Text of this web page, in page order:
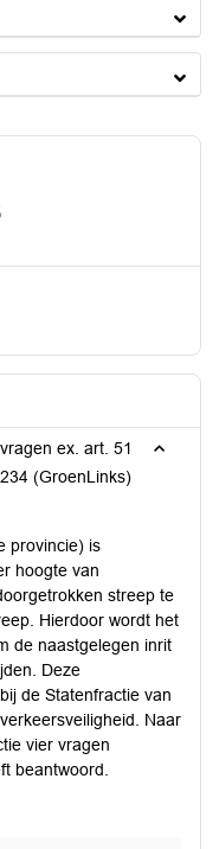
ex. art. 51
(GroenLinks)
provincie) is
hoogte van
streep te
Hierdoor wordt het
de naastgelegen inrit
Deze
de Statenfractie van
Naar
vier vragen
beantwoord.